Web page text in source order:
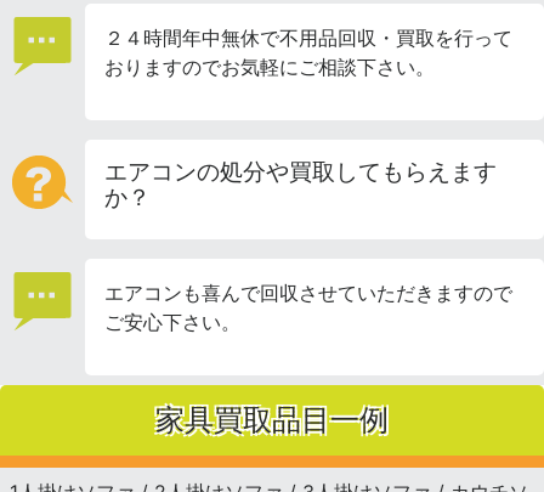
２４時間年中無休で不用品回収・買取を行って
おりますのでお気軽にご相談下さい。
エアコンの処分や買取してもらえます
か？
エアコンも喜んで回収させていただきますので
ご安心下さい。
家具買取品目一例